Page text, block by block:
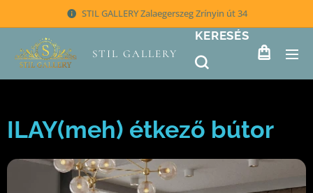
STIL GALLERY Zalaegerszeg Zrínyin út 34
STIL GALLERY
KERESÉS
ILAY(meh) étkező bútor